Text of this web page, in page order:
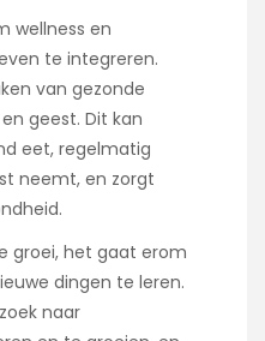
wellness en
te integreren.
van gezonde
geest. Dit kan
eet, regelmatig
neemt, en zorgt
groei, het gaat erom
dingen te leren.
naar